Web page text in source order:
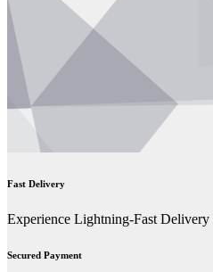
Fast Delivery
Experience Lightning-Fast Delivery
Secured Payment